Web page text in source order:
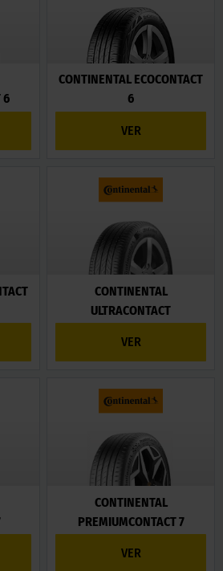
6
CONTINENTAL ECOCONTACT
6
VER
CONTINENTAL
ULTRACONTACT
VER
CONTINENTAL
PREMIUMCONTACT 7
VER